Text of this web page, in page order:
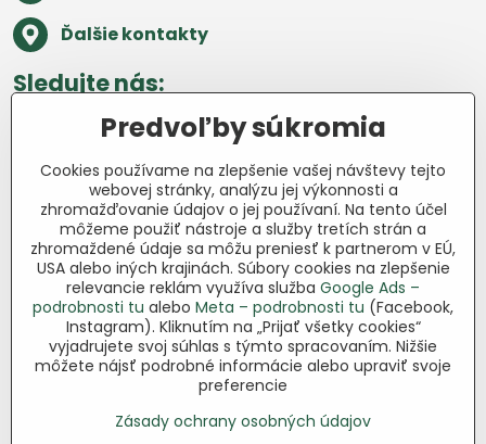
Ďalšie kontakty
Sledujte nás:
Facebook Pinterest Instagram Blog
Všetko o nákupe
Ďakujeme za podporu
Sme slovenský e-shop bez dotácií​.
Fungujeme len vďaka vám – ľuďom, ktorí
veria v poctivú prácu a lásku k pôde​. Každý
nákup na Jutro​.sk nám pomáha pokračovať
v tom, čo má zmysel – pomáhať
záhradkárom zadarmo a srdcom​.
Predvoľby súkromia
Cookies používame na zlepšenie vašej návštevy tejto
webovej stránky, analýzu jej výkonnosti a
zhromažďovanie údajov o jej používaní. Na tento účel
môžeme použiť nástroje a služby tretích strán a
zhromaždené údaje sa môžu preniesť k partnerom v EÚ,
USA alebo iných krajinách. Súbory cookies na zlepšenie
relevancie reklám využíva služba Google Ads –
podrobnosti tu alebo Meta – podrobnosti tu (Facebook,
Instagram). Kliknutím na „Prijať všetky cookies“
vyjadrujete svoj súhlas s týmto spracovaním. Nižšie
môžete nájsť podrobné informácie alebo upraviť svoje
preferencie
Zásady ochrany osobných údajov